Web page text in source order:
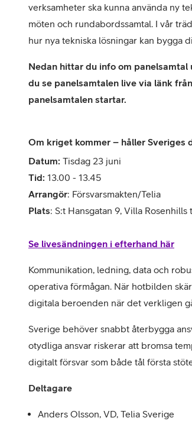
verksamheter ska kunna använda ny
möten och rundabordssamtal. I vår
hur nya tekniska lösningar kan bygga
Nedan hittar du info om
du se panelsamtalen live via länk
panelsamtalen startar.
Om kriget kommer – håller Sveriges
Datum: Tisdag 23 juni
Tid: 13.00 - 13.45
Arrangör: Försvarsmakten/Telia
Plats: S:t Hansgatan 9, Villa Rosenhills
Se livesändningen i efterhand här
Kommunikation, ledning, data och
operativa förmågan. När hotbilden
digitala beroenden när det verkligen
Sverige behöver snabbt återbygga
otydliga ansvar riskerar att bromsa
digitalt försvar som både tål första
Deltagare
Anders Olsson, VD, Telia Sverige